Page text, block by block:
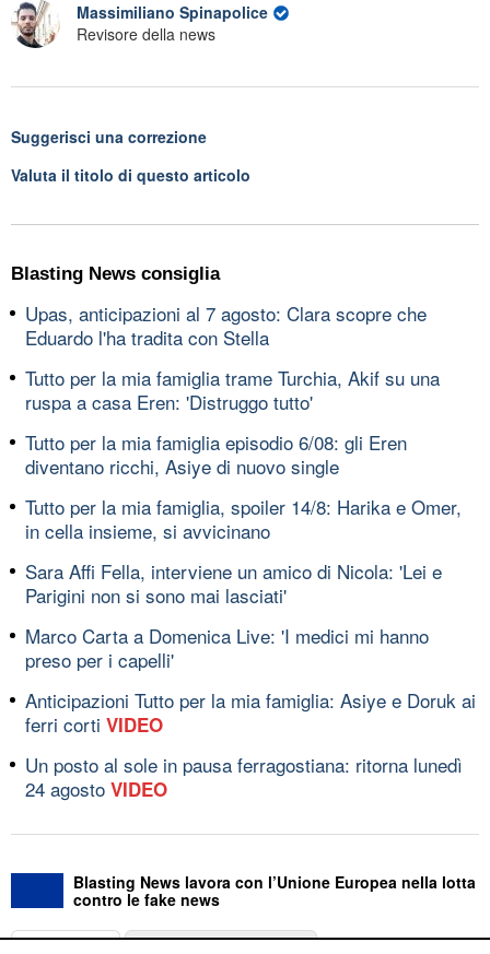
Massimiliano Spinapolice
Revisore della news
Suggerisci una correzione
Valuta il titolo di questo articolo
Blasting News consiglia
Upas, anticipazioni al 7 agosto: Clara scopre che
Eduardo l'ha tradita con Stella
Tutto per la mia famiglia trame Turchia, Akif su una
ruspa a casa Eren: 'Distruggo tutto'
Tutto per la mia famiglia episodio 6/08: gli Eren
diventano ricchi, Asiye di nuovo single
Tutto per la mia famiglia, spoiler 14/8: Harika e Omer,
in cella insieme, si avvicinano
Sara Affi Fella, interviene un amico di Nicola: 'Lei e
Parigini non si sono mai lasciati'
Marco Carta a Domenica Live: 'I medici mi hanno
preso per i capelli'
Anticipazioni Tutto per la mia famiglia: Asiye e Doruk ai
ferri corti VIDEO
Un posto al sole in pausa ferragostiana: ritorna lunedì
24 agosto VIDEO
Blasting News lavora con l’Unione Europea nella lotta
contro le fake news